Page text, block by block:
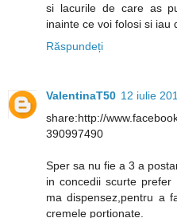
si lacurile de care as
inainte ce voi folosi si iau
Răspundeți
ValentinaT50 12 iulie
share:http://
390997490
Sper sa nu fie a 3 a
in concedii scurte
ma dispensez,pentru a
cremele portionate.